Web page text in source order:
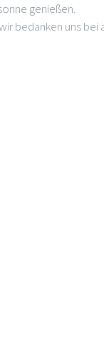
genießen.
bedanken uns